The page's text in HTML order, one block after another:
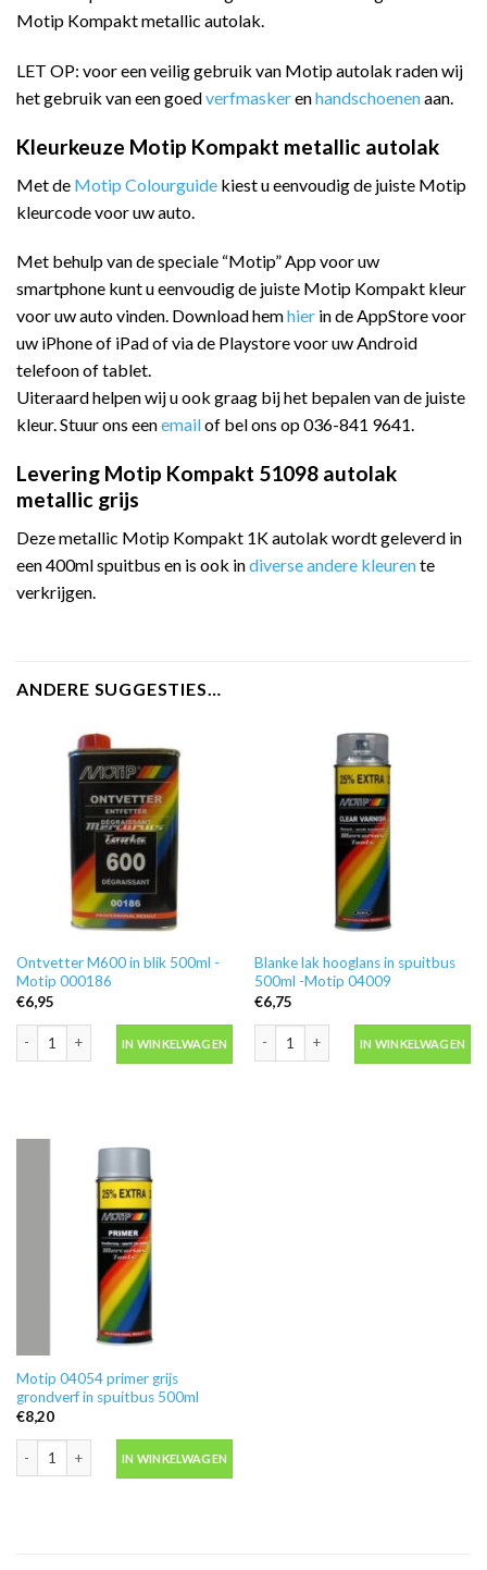
Motip Kompakt metallic autolak.
LET OP: voor een veilig gebruik van Motip autolak raden wij
het gebruik van een goedverfmaskerenhandschoenenaan.
Kleurkeuze Motip Kompakt metallic autolak
Met de Motip Colourguide kiest u eenvoudig de juiste Motip
kleurcode voor uw auto.
Met behulp van de speciale “Motip” App voor uw
smartphone kunt u eenvoudig de juiste Motip Kompakt kleur
voor uw auto vinden. Download hemhier in de AppStore voor
uw iPhone of iPad of via de Playstore voor uw Android
telefoon of tablet.
Uiteraard helpen wij u ook graag bij het bepalen van de juiste
kleur. Stuur ons eenemailof bel ons op 036-841 9641.
Levering Motip Kompakt 51098 autolak
metallic grijs
Deze metallic Motip Kompakt 1K autolak wordt geleverd in
een 400ml spuitbus en is ook indiverse andere kleurente
verkrijgen.
ANDERE SUGGESTIES…
Ontvetter M600 in blik 500ml -
Motip 000186
€6,95
IN WINKELWAGEN
Blanke lak hooglans in spuitbus
500ml -Motip 04009
€6,75
IN WINKELWAGEN
Motip 04054 primer grijs
grondverf in spuitbus 500ml
€8,20
Motip 04054 primer grijs grondverf in spuitbus 500ml aantal
IN WINKELWAGEN